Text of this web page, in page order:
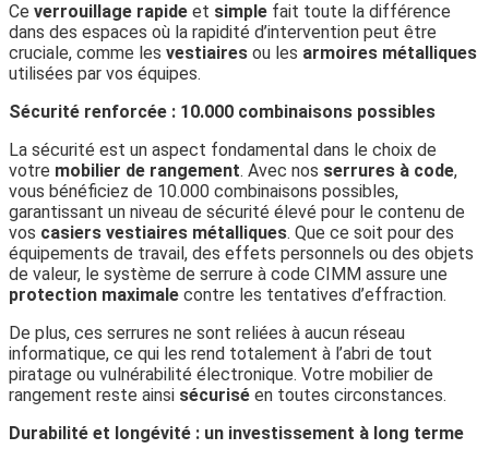
Ce verrouillage rapide et simple fait toute la différence
dans des espaces où la rapidité d’intervention peut être
cruciale, comme les vestiaires ou les armoires métalliques
utilisées par vos équipes.
Sécurité renforcée : 10.000 combinaisons possibles
La sécurité est un aspect fondamental dans le choix de
votre mobilier de rangement. Avec nos serrures à code,
vous bénéficiez de 10.000 combinaisons possibles,
garantissant un niveau de sécurité élevé pour le contenu de
vos casiers vestiaires métalliques. Que ce soit pour des
équipements de travail, des effets personnels ou des objets
de valeur, le système de serrure à code CIMM assure une
protection maximale contre les tentatives d’effraction.
De plus, ces serrures ne sont reliées à aucun réseau
informatique, ce qui les rend totalement à l’abri de tout
piratage ou vulnérabilité électronique. Votre mobilier de
rangement reste ainsi sécurisé en toutes circonstances.
Durabilité et longévité : un investissement à long terme